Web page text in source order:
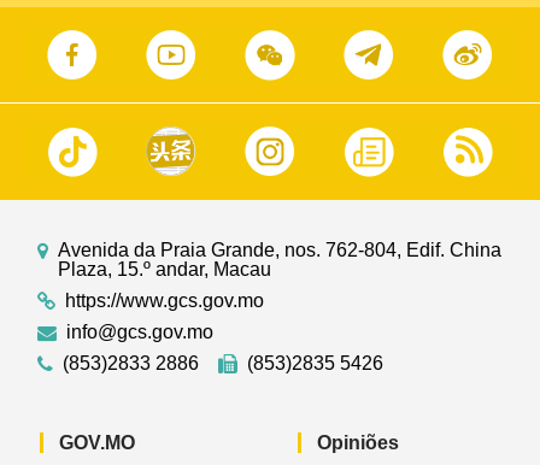
Avenida da Praia Grande, nos. 762-804, Edif. China
Plaza, 15.º andar, Macau
https://www.gcs.gov.mo
info@gcs.gov.mo
(853)2833 2886
(853)2835 5426
GOV.MO Opiniões